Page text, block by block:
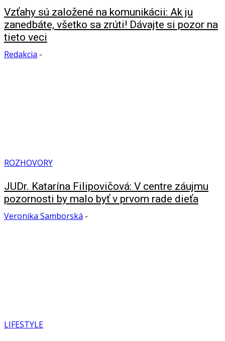
Vzťahy sú založené na komunikácii: Ak ju
zanedbáte, všetko sa zrúti! Dávajte si pozor na
tieto veci
Redakcia -
ROZHOVORY
JUDr. Katarína Filipovičová: V centre záujmu
pozornosti by malo byť v prvom rade dieťa
Veronika Samborská -
LIFESTYLE